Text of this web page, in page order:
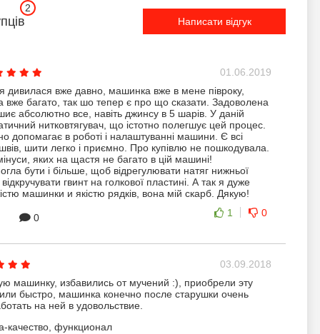
2
Написати відгук
01.06.2019
вже давно, машинка вже в мене півроку,
багато, так шо тепер є про що сказати. Задоволена
абсолютно все, навіть джинсу в 5 шарів. У даній
нитковтягувач, що істотно полегшує цей процес.
допомагає в роботі і налаштуванні машини. Є всі
шити легко і приємно. Про купівлю не пошкодувала.
яких на щастя не багато в цій машині!
бути і більше, щоб відрегулювати натяг нижньої
гвинт на голкової пластині. А так я дуже
машинки и якістю рядків, вона мій скарб. Дякую!
0 1 0
03.09.2018
машинку, избавились от мучений :), приобрели эту
быстро, машинка конечно после старушки очень
на ней в удовольствие.
качество, функционал